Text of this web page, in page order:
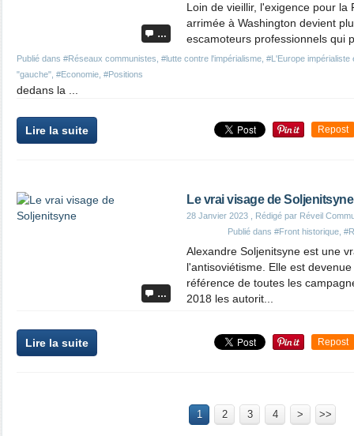
…
Publié dans #Réseaux communistes #lutte contre l'impérialisme #L'Europe impérialiste
"gauche" #Economie #Positions
Loin de vieillir, l'exigence pour la
arrimée à Washington devient
escamoteurs professionnels qui
dedans la ...
Lire la suite Repost
…
Le vrai visage de Soljenitsyne
28 Janvier 2023 , Rédigé par Réveil
Publié dans #Front historique
Alexandre Soljenitsyne est une
l'antisoviétisme. Elle est
référence de toutes les
2018 les autorit...
Lire la suite Repost
1 2 3 4 > >>